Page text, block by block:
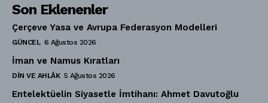
Son Eklenenler
Çerçeve Yasa ve Avrupa Federasyon Modelleri
GÜNCEL 6 Ağustos 2026
İman ve Namus Kıratları
DIN VE AHLÂK 5 Ağustos 2026
Entelektüelin Siyasetle İmtihanı: Ahmet Davutoğlu